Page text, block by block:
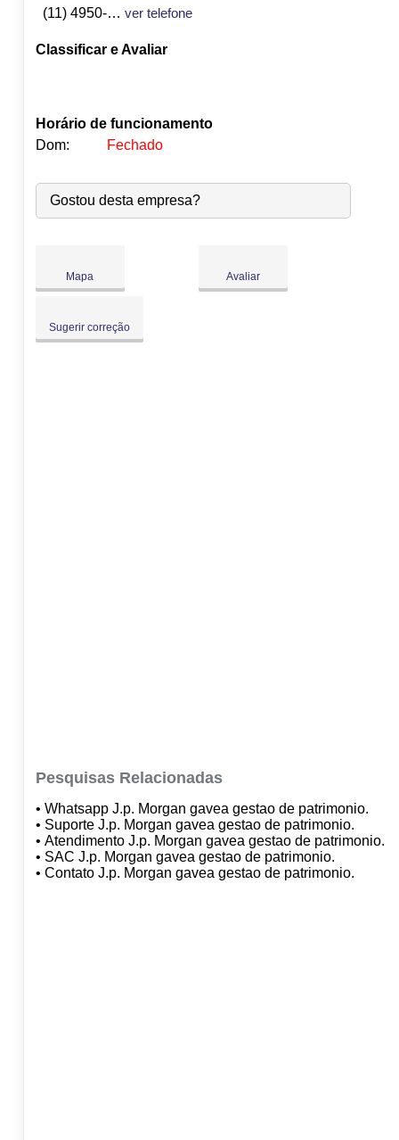
(11) 4950-3822
ver telefone
Classificar e Avaliar
Horário de funcionamento
Dom:
Fechado
Seg: 09:00-18:00
Ter:
09:00-18:00
Qua:
09:00-18:00
Sáb:
Fechado
Gostou desta empresa?
Mapa Avaliar
Sugerir correção
Pesquisas Relacionadas
• Whatsapp J.p. Morgan gavea gestao de patrimonio.
• Suporte J.p. Morgan gavea gestao de patrimonio.
• Atendimento J.p. Morgan gavea gestao de patrimonio.
• SAC J.p. Morgan gavea gestao de patrimonio.
• Contato J.p. Morgan gavea gestao de patrimonio.